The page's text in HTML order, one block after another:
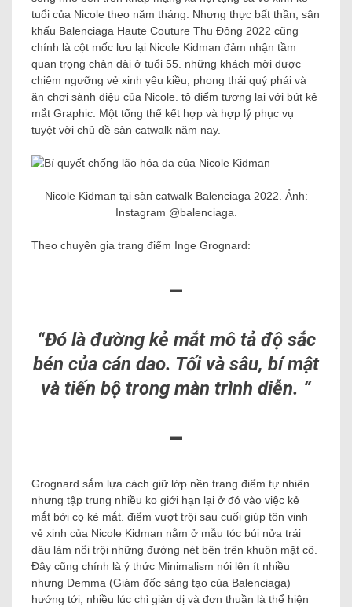
tuổi của Nicole theo năm tháng. Nhưng thực bất thần, sân
khấu Balenciaga Haute Couture Thu Đông 2022 cũng
chính là cột mốc lưu lại Nicole Kidman đảm nhận tầm
quan trọng chân dài ở tuổi 55. những khách mời được
chiêm ngưỡng vẻ xinh yêu kiều, phong thái quý phái và
ăn chơi sành điệu của Nicole. tô điểm tương lai với bút kẻ
mắt Graphic. Một tổng thể kết hợp và hợp lý phục vụ
tuyệt vời chủ đề sàn catwalk năm nay.
Nicole Kidman tại sàn catwalk Balenciaga 2022. Ảnh:
Instagram @balenciaga.
Theo chuyên gia trang điểm Inge Grognard:
–
“Đó là đường kẻ mắt mô tả độ sắc
bén của cán dao. Tối và sâu, bí mật
và tiến bộ trong màn trình diễn. “
–
Grognard sắm lựa cách giữ lớp nền trang điểm tự nhiên
nhưng tập trung nhiều ko giới hạn lại ở đó vào việc kẻ
mắt bởi cọ kẻ mắt. điểm vượt trội sau cuối giúp tôn vinh
vẻ xinh của Nicole Kidman nằm ở mẫu tóc búi nửa trái
dâu làm nổi trội những đường nét bên trên khuôn mặt cô.
Đây cũng chính là ý thức Minimalism nói lên ít nhiều
nhưng Demma (Giám đốc sáng tạo của Balenciaga)
hướng tới, nhiều lúc chỉ giản dị và đơn thuần là thể hiện